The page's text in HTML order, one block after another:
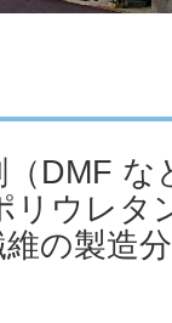
DMF
リウレタ
の製造